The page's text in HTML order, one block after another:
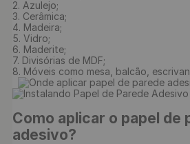
2. Azulejo;
3. Cerâmica;
4. Madeira;
5. Vidro;
6. Maderite;
7. Divisórias de MDF;
8. Móveis como mesa, balcão,
Como aplicar o papel de
adesivo?